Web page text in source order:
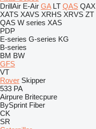
DrillAir E-Air GA LT QAS QAX
XATS XAVS XRHS XRVS ZT
QAS W series XAS
PDP
E-series G-series KG
B-series
BM BW
GFS
VT
Rover Skipper
533 PA
Airpure Britecpure
BySprint Fiber
CK
SR